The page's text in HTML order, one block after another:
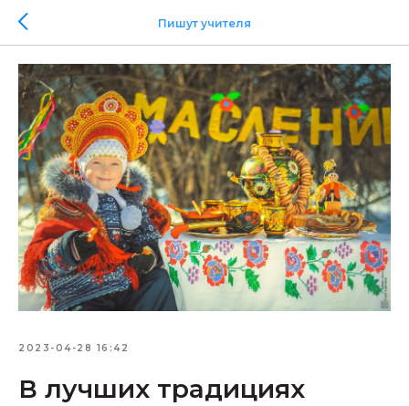
Пишут учителя
2023-04-28 16:42
В лучших традициях